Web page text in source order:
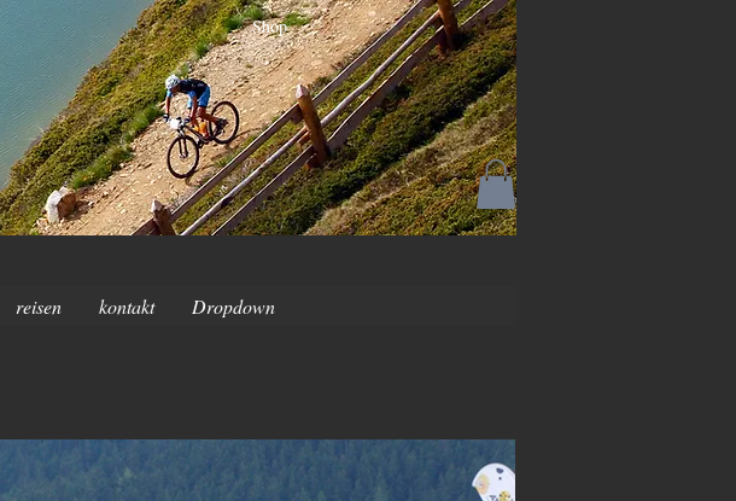
Shop
reisen kontakt Dropdown